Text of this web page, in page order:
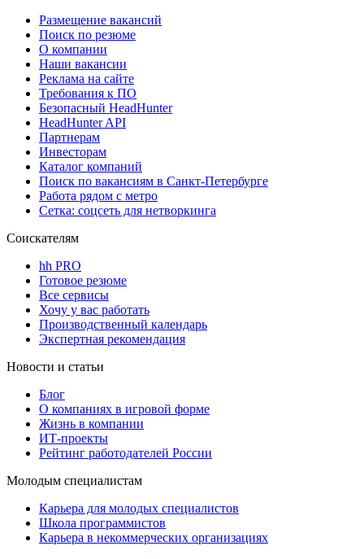
Размещение вакансий
Поиск по резюме
О компании
Наши вакансии
Реклама на сайте
Требования к ПО
Безопасный HeadHunter
HeadHunter API
Партнерам
Инвесторам
Каталог компаний
Поиск по вакансиям в Санкт-Петербурге
Работа рядом с метро
Сетка: соцсеть для нетворкинга
Соискателям
hh PRO
Готовое резюме
Все сервисы
Хочу у вас работать
Производственный календарь
Экспертная рекомендация
Новости и статьи
Блог
О компаниях в игровой форме
Жизнь в компании
ИТ-проекты
Рейтинг работодателей России
Молодым специалистам
Карьера для молодых специалистов
Школа программистов
Карьера в некоммерческих организациях